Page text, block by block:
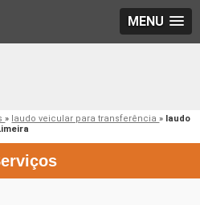
MENU
» laudo veicular para transferência» laudo